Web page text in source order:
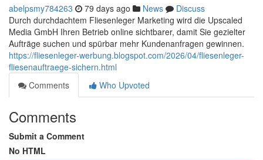
abelpsmy784263 79 days ago News
Discuss
Durch durchdachtem Fliesenleger Marketing wird die Upscaled
Media GmbH Ihren Betrieb online sichtbarer, damit Sie gezielter
Aufträge suchen und spürbar mehr Kundenanfragen gewinnen.
https://fliesenleger-werbung.blogspot.com/2026/04/fliesenleger-
fliesenauftraege-sichern.html
Comments
Who Upvoted
Comments
Submit a Comment
No HTML